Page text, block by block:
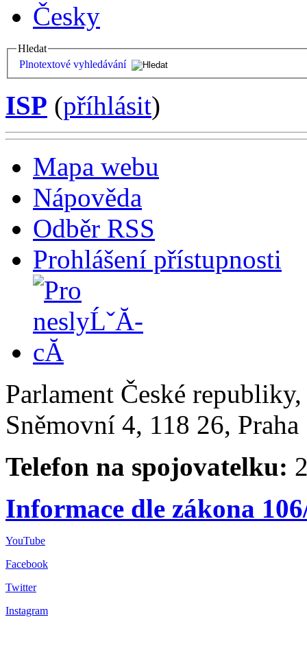
Česky
Hledat
Plnotextové vyhledávání
ISP (příhlásit)
Mapa webu
Nápověda
Odběr RSS
Prohlášení přístupnosti
Parlament České
Sněmovní 4, 118 26,
Telefon na spojovatelku:
Informace dle zákona
YouTube
Facebook
Twitter
Instagram